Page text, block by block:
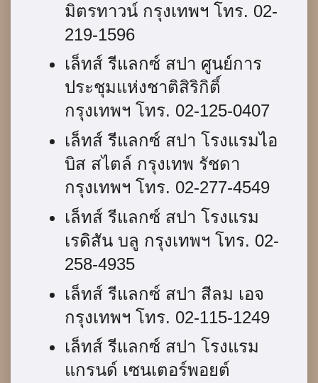
มิตรทาวน์ กรุงเทพฯ โทร. 02-
219-1596
เล็ทส์ รีแลกซ์ สปา ศูนย์การ
ประชุมแห่งชาติสิริกิติ์
กรุงเทพฯ โทร. 02-125-0407
เล็ทส์ รีแลกซ์ สปา โรงแรมไอ
บิส สไตล์ กรุงเทพ รัชดา
กรุงเทพฯ โทร. 02-277-4549
เล็ทส์ รีแลกซ์ สปา โรงแรม
เรดิสัน บลู กรุงเทพฯ โทร. 02-
258-4935
เล็ทส์ รีแลกซ์ สปา สีลม เอจ
กรุงเทพฯ โทร. 02-115-1249
เล็ทส์ รีแลกซ์ สปา โรงแรม
แกรนด์ เซนเตอร์พอยต์